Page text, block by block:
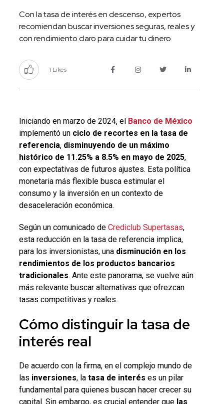
Con la tasa de interés en descenso, expertos
recomiendan buscar inversiones seguras, reales y
con rendimiento claro para cuidar tu dinero
1 Likes
Iniciando en marzo de 2024, el Banco de México
implementó un ciclo de recortes en la tasa de
referencia, disminuyendo de un máximo
histórico de 11.25% a 8.5% en mayo de 2025,
con expectativas de futuros ajustes. Esta política
monetaria más flexible busca estimular el
consumo y la inversión en un contexto de
desaceleración económica.
Según un comunicado de Crediclub Supertasas,
esta reducción en la tasa de referencia implica,
para los inversionistas, una disminución en los
rendimientos de los productos bancarios
tradicionales. Ante este panorama, se vuelve aún
más relevante buscar alternativas que ofrezcan
tasas competitivas y reales.
Cómo distinguir la tasa de
interésreal
De acuerdo con la firma, en el complejo mundo de
las inversiones, la tasa de interés es un pilar
fundamental para quienes buscan hacer crecer su
capital. Sin embargo, es crucial entender que las